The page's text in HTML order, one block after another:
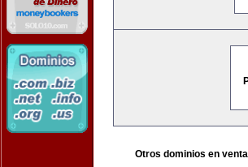
Otros dominios en